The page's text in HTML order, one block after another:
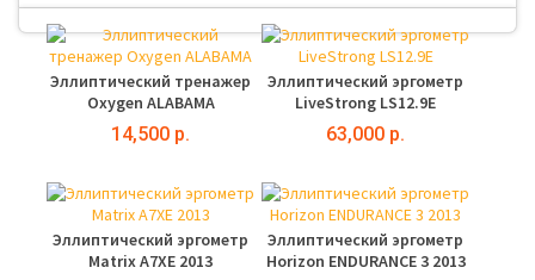
Эллиптический тренажер
Oxygen ALABAMA
14,500 р.
Эллиптический эргометр
LiveStrong LS12.9E
63,000 р.
Эллиптический эргометр
Matrix A7XE 2013
Эллиптический эргометр
Horizon ENDURANCE 3 2013